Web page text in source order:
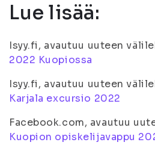
Lue lisää:
Isyy.fi, avautuu uuteen
2022 Kuopiossa
Isyy.fi, avautuu uuteen
Karjala excursio 2022
Facebook.com, avautuu
Kuopion opiskelijavappu